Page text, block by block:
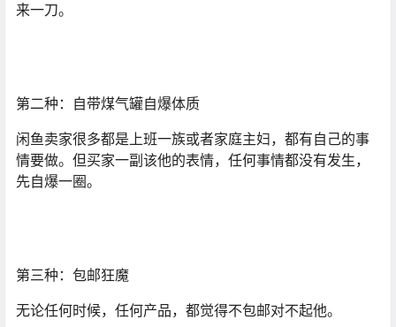
来一刀。
第二种：自带煤气罐自爆体质
闲鱼卖家很多都是上班一族或者家庭主妇，都有自己的事
情要做。但买家一副该他的表情，任何事情都没有发生，
先自爆一圈。
第三种：包邮狂魔
无论任何时候，任何产品，都觉得不包邮对不起他。